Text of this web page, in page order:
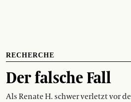
RECHERCHE
Der falsche Fall
Als Renate H. schwer verletzt vor